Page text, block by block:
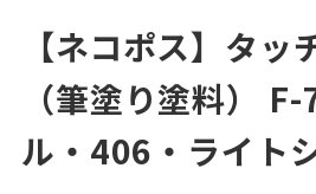
【ネコポス】タッ
（筆塗り塗料）
ル・406・ライト